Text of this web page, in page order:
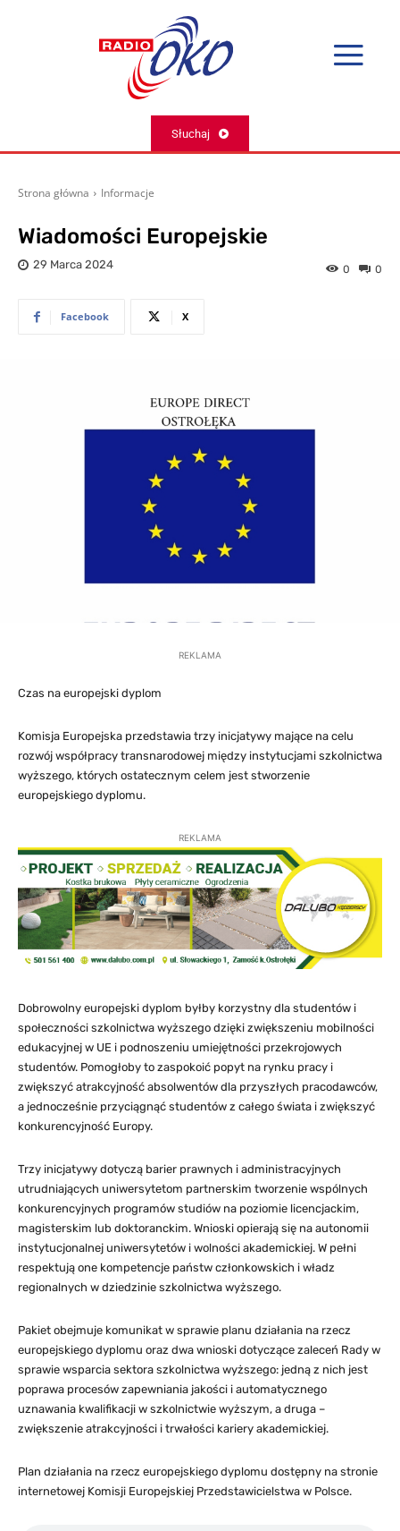
Słuchaj
Strona główna Informacje
Wiadomości Europejskie
29 Marca 2024 0
0
Facebook X
REKLAMA
Czas na europejski dyplom
Komisja Europejska przedstawia trzy inicjatywy mające na celu
rozwój współpracy transnarodowej między instytucjami szkolnictwa
wyższego, których ostatecznym celem jest stworzenie
europejskiego dyplomu.
REKLAMA
Dobrowolny europejski dyplom byłby korzystny dla studentów i
społeczności szkolnictwa wyższego dzięki zwiększeniu mobilności
edukacyjnej w UE i podnoszeniu umiejętności przekrojowych
studentów. Pomogłoby to zaspokoić popyt na rynku pracy i
zwiększyć atrakcyjność absolwentów dla przyszłych pracodawców,
a jednocześnie przyciągnąć studentów z całego świata i zwiększyć
konkurencyjność Europy.
Trzy inicjatywy dotyczą barier prawnych i administracyjnych
utrudniających uniwersytetom partnerskim tworzenie wspólnych
konkurencyjnych programów studiów na poziomie licencjackim,
magisterskim lub doktoranckim. Wnioski opierają się na autonomii
instytucjonalnej uniwersytetów i wolności akademickiej. W pełni
respektują one kompetencje państw członkowskich i władz
regionalnych w dziedzinie szkolnictwa wyższego.
Pakiet obejmuje komunikat w sprawie planu działania na rzecz
europejskiego dyplomu oraz dwa wnioski dotyczące zaleceń Rady w
sprawie wsparcia sektora szkolnictwa wyższego: jedną z nich jest
poprawa procesów zapewniania jakości i automatycznego
uznawania kwalifikacji w szkolnictwie wyższym, a druga –
zwiększenie atrakcyjności i trwałości kariery akademickiej.
Plan działania na rzecz europejskiego dyplomu dostępny na stronie
internetowej Komisji Europejskiej Przedstawicielstwa w Polsce.